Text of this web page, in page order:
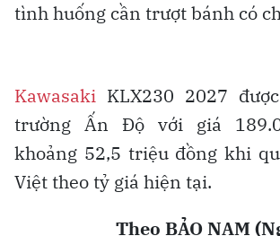
tình huống cần trượt bánh có
Kawasaki KLX230 2027
trường Ấn Độ với giá
khoảng 52,5 triệu đồng khi
Việt theo tỷ giá hiện tại.
Theo BẢO NAM